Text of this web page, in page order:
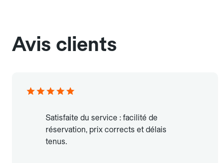
Avis clients
Satisfaite du service : facilité de
réservation, prix corrects et délais
tenus.